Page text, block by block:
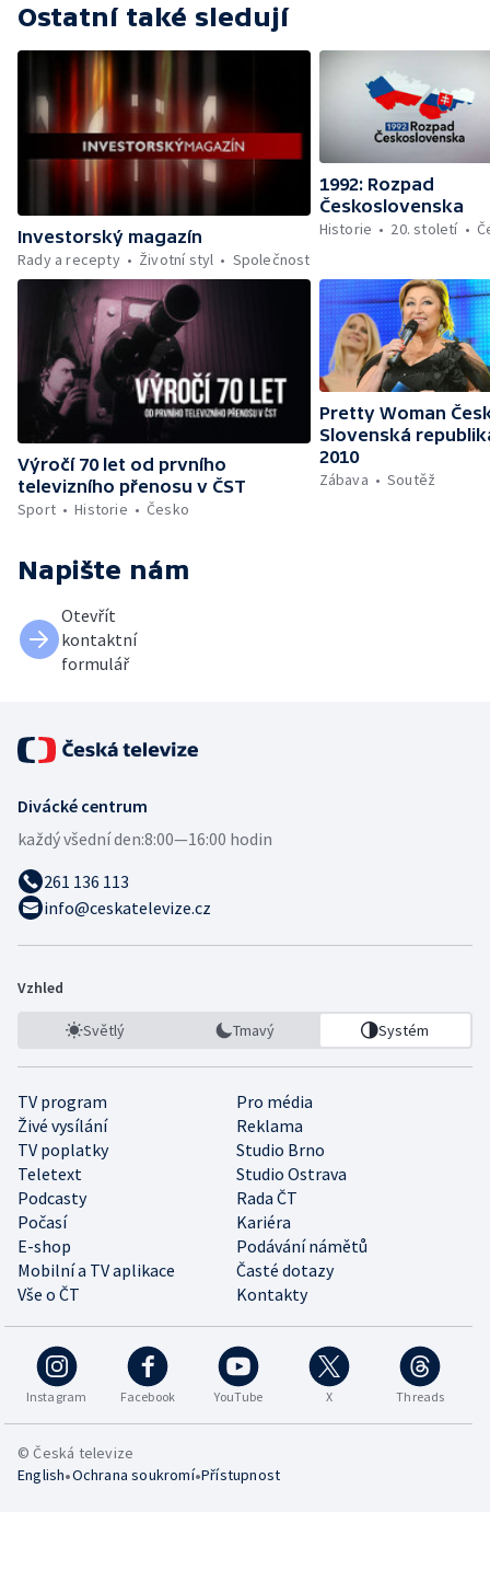
Ostatní také sledují
Investorský magazín
Rady a recepty
Životní styl Společnost
1992: Rozpad
Československa
Historie
20. století
Výročí 70 let od prvního
televizního přenosu v ČST
Sport
Historie Česko
Pretty Woman
Slovenská
2010
Zábava
Soutěž
Napište nám
Otevřít
kontaktní
formulář
Divácké centrum
každý všední den:8:00—16:00 hodin
261 136 113
info@ceskatelevize.cz
Vzhled
Světlý Tmavý Systém
TV program
Pro média
Živé vysílání
Reklama
TV poplatky
Studio Brno
Teletext
Studio Ostrava
Podcasty
Rada ČT
Počasí
Kariéra
E-shop
Podávání námětů
Mobilní a TV aplikace
Časté dotazy
Vše o ČT
Kontakty
Instagram Facebook YouTube X Threads
© Česká televize
English•Ochrana soukromí•Přístupnost